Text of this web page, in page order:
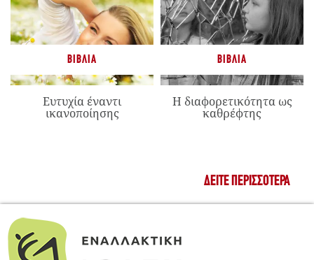
ΒΙΒΛΊΑ
Ευτυχία έναντι
ικανοποίησης
ΒΙΒΛΊΑ
Η διαφορετικότητα ως
καθρέφτης
ΔΕΊΤΕ ΠΕΡΙΣΣΌΤΕΡΑ